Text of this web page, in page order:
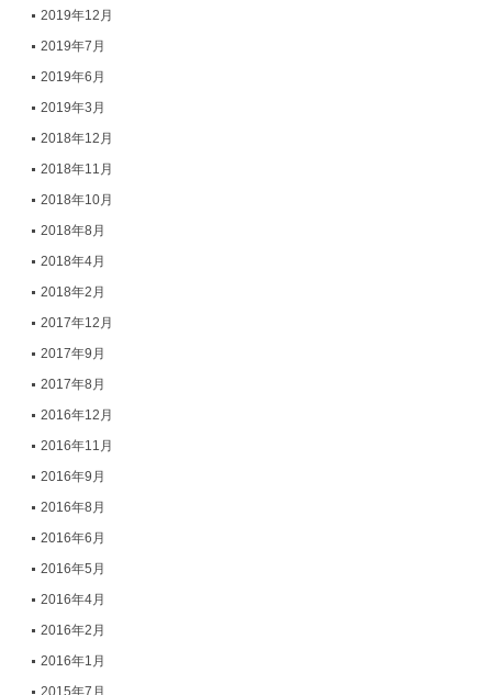
2019年12月
2019年7月
2019年6月
2019年3月
2018年12月
2018年11月
2018年10月
2018年8月
2018年4月
2018年2月
2017年12月
2017年9月
2017年8月
2016年12月
2016年11月
2016年9月
2016年8月
2016年6月
2016年5月
2016年4月
2016年2月
2016年1月